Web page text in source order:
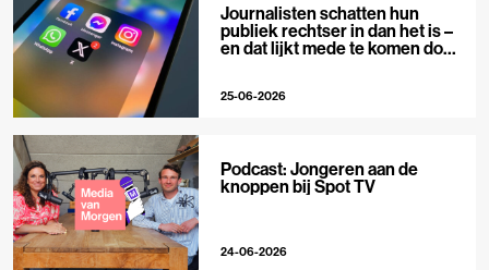
Journalisten schatten hun
publiek rechtser in dan het is –
en dat lijkt mede te komen door
25-06-2026
Podcast: Jongeren aan de
knoppen bij Spot TV
24-06-2026